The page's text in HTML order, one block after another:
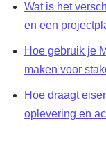
Wat is het
en een
Hoe gebruik je
maken voor
Hoe draagt
oplevering en